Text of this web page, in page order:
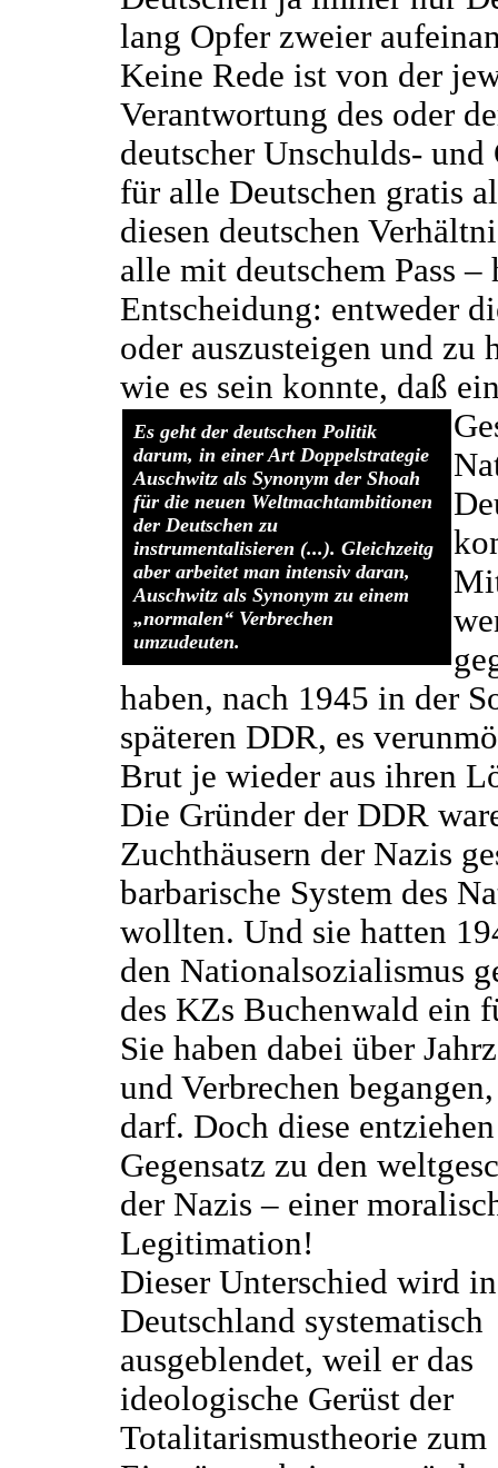
lang Opfer zweier
Keine Rede ist von der
Verantwortung des oder
deutscher Unschulds-
für alle Deutschen gratis
diesen deutschen
alle mit deutschem Pass
Entscheidung: entweder
oder auszusteigen und zu
wie es sein konnte, daß
Es geht der deutschen Politik
darum, in einer Art Doppelstrategie
Auschwitz als Synonym der Shoah
für die neuen Weltmachtambitionen
der Deutschen zu
instrumentalisieren (...). Gleichzeitg
aber arbeitet man intensiv daran,
Auschwitz als Synonym zu einem
„normalen“ Verbrechen
umzudeuten.
haben, nach 1945 in der
späteren DDR, es
Brut je wieder aus ihren
Die Gründer der DDR
Zuchthäusern der Nazis
barbarische System des
wollten. Und sie hatten
den Nationalsozialismus
des KZs Buchenwald ein
Sie haben dabei über
und Verbrechen
darf. Doch diese
Gegensatz zu den
der Nazis – einer
Legitimation!
Dieser Unterschied wird in
Deutschland systematisch
ausgeblendet, weil er das
ideologische Gerüst der
Totalitarismustheorie zum